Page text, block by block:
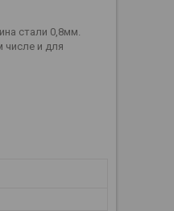
стали 0,8мм.
числе и для